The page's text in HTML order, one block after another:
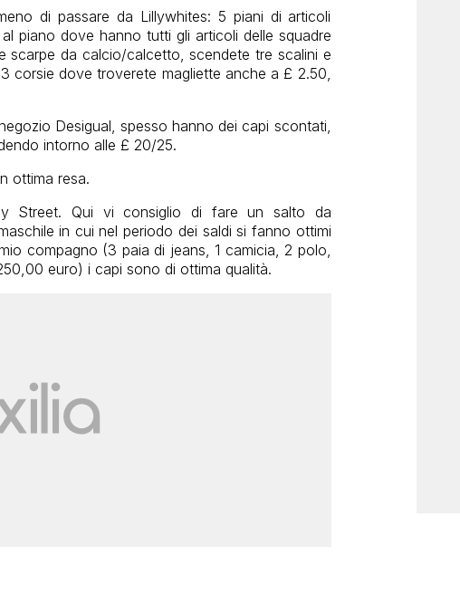
di passare da Lillywhites: 5 piani di articoli
piano dove hanno tutti gli articoli delle squadre
da calcio/calcetto, scendete tre scalini e
corsie dove troverete magliette anche a £ 2.50,
Desigual, spesso hanno dei capi scontati,
intorno alle £ 20/25.
ottima resa.
Street. Qui vi consiglio di fare un salto da
in cui nel periodo dei saldi si fanno ottimi
compagno (3 paia di jeans, 1 camicia, 2 polo,
euro) i capi sono di ottima qualità.